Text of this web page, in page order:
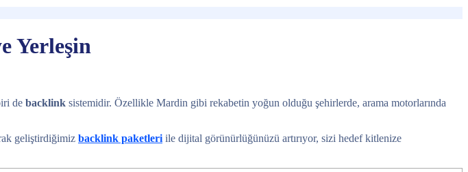
Yerleşin
de backlink sistemidir. Özellikle Mardin gibi rekabetin yoğun olduğu şehirlerde, arama motorlarında
geliştirdiğimiz backlink paketleri ile dijital görünürlüğünüzü artırıyor, sizi hedef kitlenize